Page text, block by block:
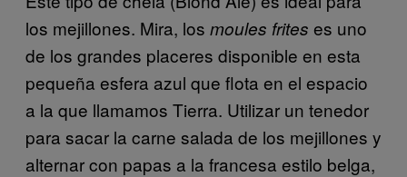
los mejillones. Mira, los moules frites es uno
de los grandes placeres disponible en esta
pequeña esfera azul que flota en el espacio
a la que llamamos Tierra. Utilizar un tenedor
para sacar la carne salada de los mejillones y
alternar con papas a la francesa estilo belga,